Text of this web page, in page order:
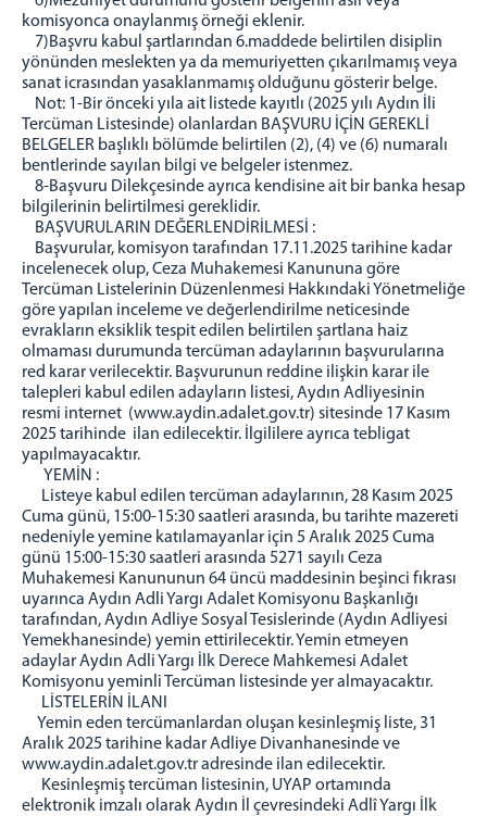
komisyonca onaylanmış örneği eklenir.
7)Başvru kabul şartlarından 6.maddede belirtilen disiplin
yönünden meslekten ya da memuriyetten çıkarılmamış veya
sanat icrasından yasaklanmamış olduğunu gösterir belge.
Not: 1-Bir önceki yıla ait listede kayıtlı (2025 yılı Aydın İli
Tercüman Listesinde) olanlardan BAŞVURU İÇİN GEREKLİ
BELGELER başlıklı bölümde belirtilen (2), (4) ve (6) numaralı
bentlerinde sayılan bilgi ve belgeler istenmez.
8-Başvuru Dilekçesinde ayrıca kendisine ait bir banka hesap
bilgilerinin belirtilmesi gereklidir.
BAŞVURULARIN DEĞERLENDİRİLMESİ :
Başvurular, komisyon tarafından 17.11.2025 tarihine kadar
incelenecek olup, Ceza Muhakemesi Kanununa göre
Tercüman Listelerinin Düzenlenmesi Hakkındaki Yönetmeliğe
göre yapılan inceleme ve değerlendirilme neticesinde
evrakların eksiklik tespit edilen belirtilen şartlana haiz
olmaması durumunda tercüman adaylarının başvurularına
red karar verilecektir. Başvurunun reddine ilişkin karar ile
talepleri kabul edilen adayların listesi, Aydın Adliyesinin
resmi internet (www.aydin.adalet.gov.tr) sitesinde 17 Kasım
2025 tarihinde ilan edilecektir. İlgililere ayrıca tebligat
yapılmayacaktır.
YEMİN :
Listeye kabul edilen tercüman adaylarının, 28 Kasım 2025
Cuma günü, 15:00-15:30 saatleri arasında, bu tarihte mazereti
nedeniyle yemine katılamayanlar için 5 Aralık 2025 Cuma
günü 15:00-15:30 saatleri arasında 5271 sayılı Ceza
Muhakemesi Kanununun 64 üncü maddesinin beşinci fıkrası
uyarınca Aydın Adli Yargı Adalet Komisyonu Başkanlığı
tarafından, Aydın Adliye Sosyal Tesislerinde (Aydın Adliyesi
Yemekhanesinde) yemin ettirilecektir. Yemin etmeyen
adaylar Aydın Adli Yargı İlk Derece Mahkemesi Adalet
Komisyonu yeminli Tercüman listesinde yer almayacaktır.
LİSTELERİN İLANI
Yemin eden tercümanlardan oluşan kesinleşmiş liste, 31
Aralık 2025 tarihine kadar Adliye Divanhanesinde ve
www.aydin.adalet.gov.tr adresinde ilan edilecektir.
Kesinleşmiş tercüman listesinin, UYAP ortamında
elektronik imzalı olarak Aydın İl çevresindeki Adlî Yargı İlk